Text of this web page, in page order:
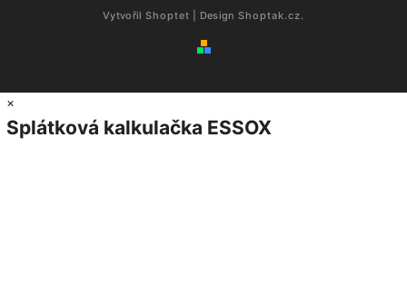
Vytvořil Shoptet | Design Shoptak.cz.
×
Splátková kalkulačka ESSOX